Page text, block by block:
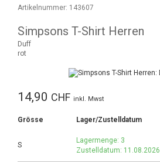
Artikelnummer: 143607
Simpsons T-Shirt Herren
Duff
rot
14,90 CHF inkl. Mwst
Grösse Lager/Zustelldatum
S
Lagermenge: 3
Zustelldatum: 11.08.2026